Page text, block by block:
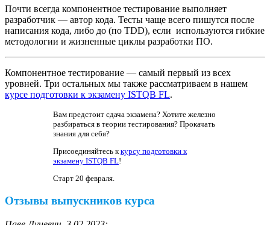
Почти всегда компонентное тестирование выполняет
разработчик — автор кода. Тесты чаще всего пишутся после
написания кода, либо до (по TDD), если используются гибкие
методологии и жизненные циклы разработки ПО.
Компонентное тестирование — самый первый из всех
уровней. Три остальных мы также рассматриваем в нашем
курсе подготовки к экзамену ISTQB FL.
Вам предстоит сдача экзамена? Хотите железно
разбираться в теории тестирования? Прокачать
знания для себя?
Присоединяйтесь к курсу подготовки к
экзамену ISTQB FL!
Старт 20 февраля.
Отзывы выпускников курса